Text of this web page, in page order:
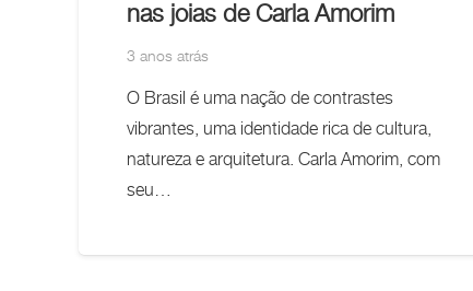
nas joias de Carla Amorim
3 anos atrás
O Brasil é uma nação de contrastes
vibrantes, uma identidade rica de cultura,
natureza e arquitetura. Carla Amorim, com
seu…